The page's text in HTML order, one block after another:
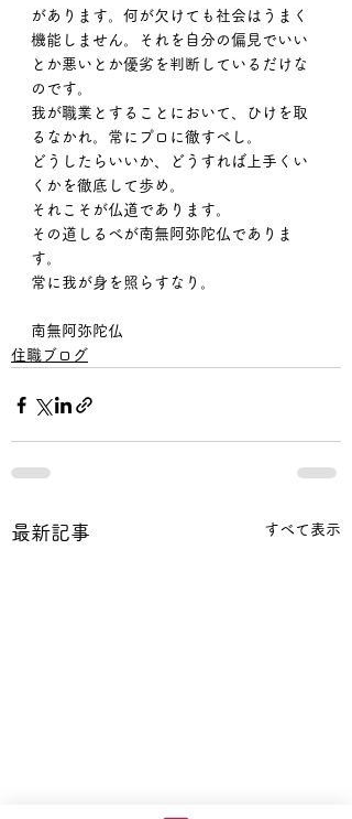
があります。何が欠けても社会はうまく
機能しません。それを自分の偏見でいい
とか悪いとか優劣を判断しているだけな
のです。
我が職業とすることにおいて、ひけを取
るなかれ。常にプロに徹すべし。
どうしたらいいか、どうすれば上手くい
くかを徹底して歩め。
それこそが仏道であります。
その道しるべが南無阿弥陀仏でありま
す。
常に我が身を照らすなり。
南無阿弥陀仏
住職ブログ
最新記事 すべて表示